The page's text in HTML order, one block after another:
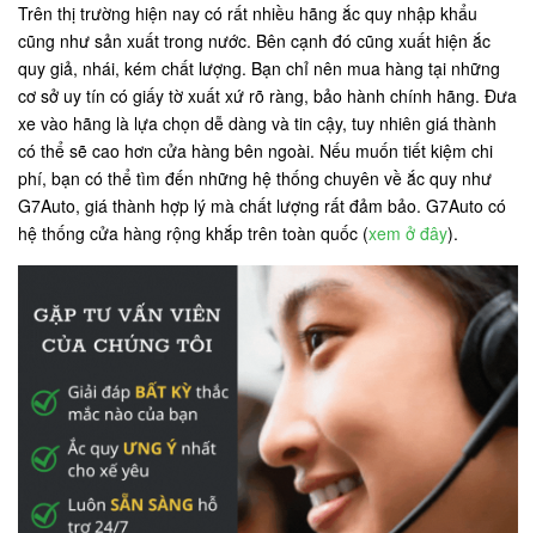
Trên thị trường hiện nay có rất nhiều hãng ắc quy nhập khẩu
cũng như sản xuất trong nước. Bên cạnh đó cũng xuất hiện ắc
quy giả, nhái, kém chất lượng. Bạn chỉ nên mua hàng tại những
cơ sở uy tín có giấy tờ xuất xứ rõ ràng, bảo hành chính hãng. Đưa
xe vào hãng là lựa chọn dễ dàng và tin cậy, tuy nhiên giá thành
có thể sẽ cao hơn cửa hàng bên ngoài. Nếu muốn tiết kiệm chi
phí, bạn có thể tìm đến những hệ thống chuyên về ắc quy như
G7Auto, giá thành hợp lý mà chất lượng rất đảm bảo. G7Auto có
hệ thống cửa hàng rộng khắp trên toàn quốc (xem ở đây).